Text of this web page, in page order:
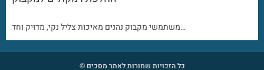
משתמשי מקבוק נהנים מאיכות צליל נקי, מדויק וחד…
כל הזכויות שמורות לאתר מסכים ©